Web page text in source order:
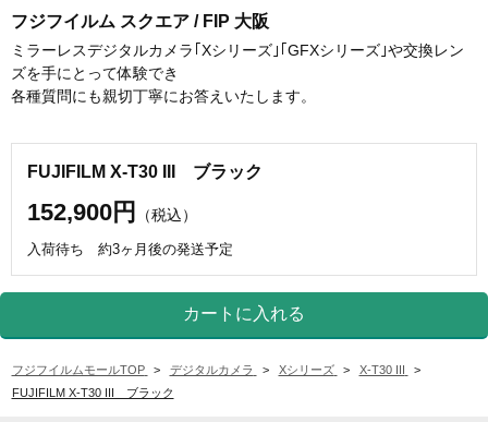
フジフイルム スクエア / FIP 大阪
ミラーレスデジタルカメラ｢Xシリーズ｣｢GFXシリーズ｣や交換レン
ズを手にとって体験でき
各種質問にも親切丁寧にお答えいたします。
FUJIFILM X-T30 III ブラック
152,900円 （税込）
入荷待ち 約3ヶ月後の発送予定
フジフイルムモールTOP > デジタルカメラ > Xシリーズ > X-T30 III
>
FUJIFILM X-T30 III ブラック